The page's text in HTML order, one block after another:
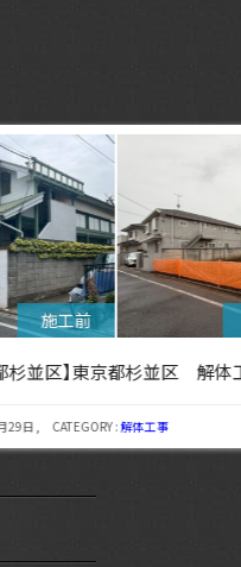
体工事なら東央建設へ】